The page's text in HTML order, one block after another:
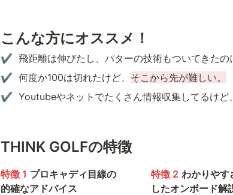
こんな方にオススメ！
✔️  飛距離は伸びたし、パターの技術もついてきたの
✔️  何度か100は切れたけど、 そこから先が難しい。
✔️  Youtubeやネットでたくさん情報収集してるけど、
THINK GOLFの特徴
特徴 1 プロキャディ目線の
的確なアドバイス
特徴 2 わかりやす
したオンボード解